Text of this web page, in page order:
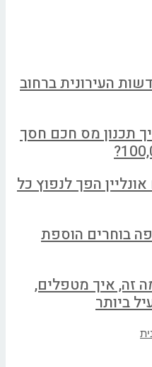
העירונית ברחוב
תכנון מס חכם חסך
הפך לנפוץ כל
בוחרים הוספת
זה, איך מטפלים,
ביותר